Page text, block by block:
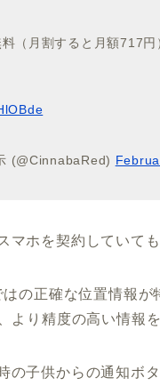
（月割すると月額717円
(@CinnabaRed)
ホを契約していても
の正確な位置情報
り精度の高い情報を
の子供からの通知ボ